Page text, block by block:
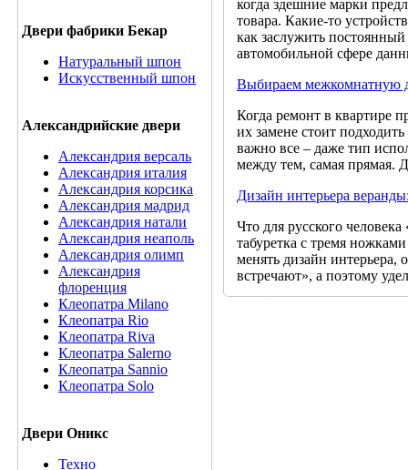
Двери фабрики Бекар
Натуральный шпон
Искусственный шпон
Александрийские двери
Александрия версаль
Александрия италия
Александрия корсика
Александрия мадрид
Александрия натали
Александрия неаполь
Александрия олимп
Александрия
флоренция
Клеопатра Milano
Клеопатра Rio
Клеопатра Riva
Клеопатра Salerno
Клеопатра Sannio
Клеопатра Solo
Двери Оникс
Техно
когда здешние марки
товара. Какие-то
как заслужить
автомобильной сфере
Выбираем межкомнатную
Когда ремонт в квартире
их замене стоит
важно все – даже тип
между тем, самая прямая.
Дизайн интерьера
Что для русского
табуретка с тремя
менять дизайн
встречают», а поэтому